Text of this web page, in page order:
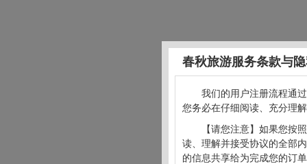
春秋旅游服务条款与
我们的用户注册流程通
您务必在仔细阅读、充分理
【请您注意】如果您按
读、理解并接受协议的全部
的信息共享给为完成您的订